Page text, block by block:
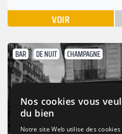
VOIR
BAR DE NUIT CHAMPAGNE
Précédent
Nos cookies vous
du bien
Notre site Web utilise des